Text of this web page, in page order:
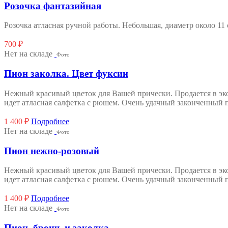
Розочка фантазийная
Розочка атласная ручной работы. Небольшая, диаметр около
700 ₽
Нет на складе
Фото
Пион заколка. Цвет фуксии
Нежный красивый цветок для Вашей прически. Продается в
идет атласная салфетка с рюшем. Очень удачный законченный
1 400 ₽ Подробнее
Нет на складе
Фото
Пион нежно-розовый
Нежный красивый цветок для Вашей прически. Продается в
идет атласная салфетка с рюшем. Очень удачный законченный
1 400 ₽ Подробнее
Нет на складе
Фото